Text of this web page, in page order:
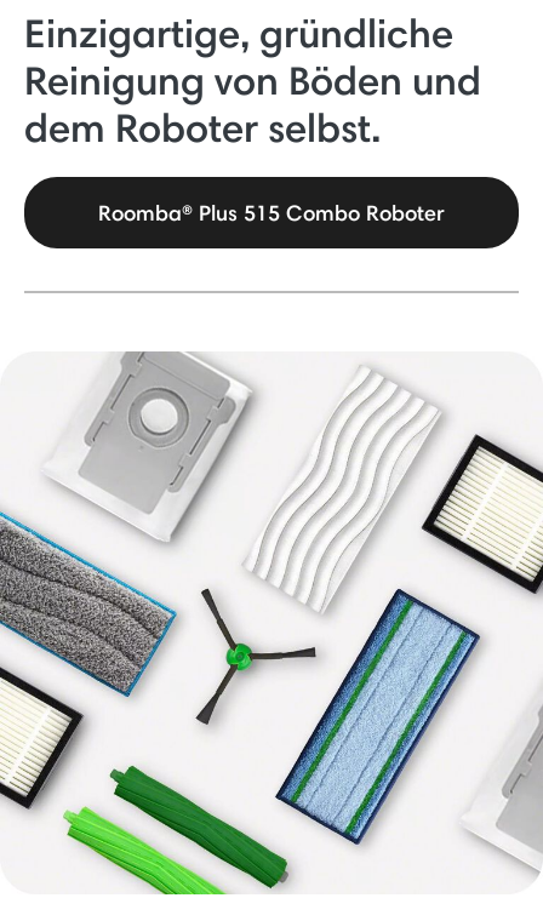
Einzigartige, gründliche
Reinigung von Böden und
dem Roboter selbst.
Roomba® Plus 515 Combo Roboter